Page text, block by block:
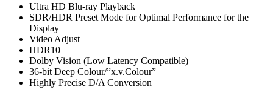
Ultra HD Blu-ray Playback
SDR/HDR Preset Mode for Optimal Performance for the
Display
Video Adjust
HDR10
Dolby Vision (Low Latency Compatible)
36-bit Deep Colour/”x.v.Colour”
Highly Precise D/A Conversion